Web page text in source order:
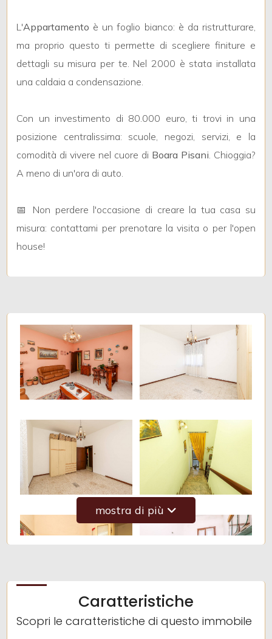
L'Appartamento è un foglio bianco: è da ristrutturare,
ma proprio questo ti permette di scegliere finiture e
dettagli su misura per te. Nel 2000 è stata installata
una caldaia a condensazione.
Con un investimento di 80.000 euro, ti trovi in una
posizione centralissima: scuole, negozi, servizi, e la
comodità di vivere nel cuore di Boara Pisani. Chioggia?
A meno di un'ora di auto.
📅 Non perdere l'occasione di creare la tua casa su
misura: contattami per prenotare la visita o per l'open
house!
mostra di più
Caratteristiche
Scopri le caratteristiche di questo immobile
3
4
5+
Bagni
Qualsiasi
3
5
Camere
minime
Qualsiasi